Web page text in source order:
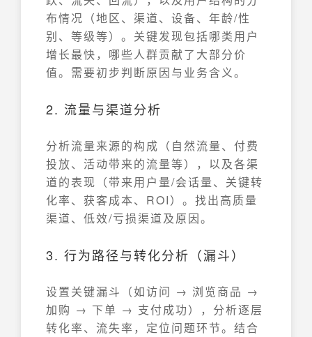
布情况（地区、渠道、设备、年龄/性
别、等级等）。关键发现包括哪类用户
增长最快，哪些人群贡献了大部分价
值。需要初步判断原因与业务含义。
2. 流量与渠道分析
分析流量来源的构成（自然流量、付费
投放、活动带来的流量等），以及各渠
道的表现（带来用户量/会话量、关键转
化率、获客成本、ROI）。找出高质量
渠道、低效/亏损渠道及原因。
3. 行为路径与转化分析（漏斗）
设置关键漏斗（如访问 → 浏览商品 →
加购 → 下单 → 支付成功），分析逐层
转化率、流失率，定位问题环节。结合